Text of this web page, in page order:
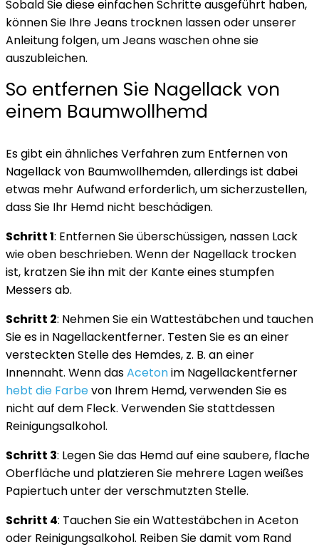
Sobald Sie diese einfachen Schritte ausgeführt haben,
können Sie Ihre Jeans trocknen lassen oder unserer
Anleitung folgen, umJeans waschen ohne sie
auszubleichen.
So entfernen Sie Nagellack von
einem Baumwollhemd
Es gibt ein ähnliches Verfahren zum Entfernen von
Nagellack von Baumwollhemden, allerdings ist dabei
etwas mehr Aufwand erforderlich, um sicherzustellen,
dass Sie Ihr Hemd nicht beschädigen.
Schritt 1: Entfernen Sie überschüssigen, nassen Lack
wie oben beschrieben. Wenn der Nagellack trocken
ist, kratzen Sie ihn mit der Kante eines stumpfen
Messers ab.
Schritt 2: Nehmen Sie ein Wattestäbchen und tauchen
Sie es in Nagellackentferner. Testen Sie es an einer
versteckten Stelle des Hemdes, z. B. an einer
Innennaht. Wenn dasAcetonim Nagellackentferner
hebt die Farbevon Ihrem Hemd, verwenden Sie es
nicht auf dem Fleck. Verwenden Sie stattdessen
Reinigungsalkohol.
Schritt 3: Legen Sie das Hemd auf eine saubere, flache
Oberfläche und platzieren Sie mehrere Lagen weißes
Papiertuch unter der verschmutzten Stelle.
Schritt 4: Tauchen Sie ein Wattestäbchen in Aceton
oder Reinigungsalkohol. Reiben Sie damit vom Rand